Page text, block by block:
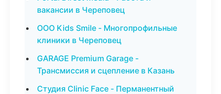
вакансии в Череповец
ООО Kids Smile - Многопрофильные
клиники в Череповец
GARAGE Premium Garage -
Трансмиссия и сцепление в Казань
Студия Clinic Face - Перманентный